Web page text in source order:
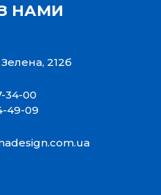
НАМИ
212б
34-00
49-09